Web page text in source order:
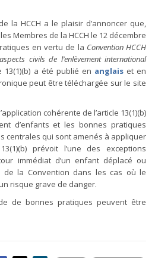
la HCCH a le plaisir d’annoncer que,
Membres de la HCCH le 12 décembre
en vertu de la Convention HCCH
civils de l’enlèvement international
13(1)(b) a été publié en anglaiset en
peut être téléchargée sur le site
cohérente de l’article 13(1)(b)
d’enfants et les bonnes pratiques
centrales qui sont amenés à appliquer
prévoit l’une des exceptions
immédiat d’un enfant déplacé ou
de la Convention dans les cas où le
risque grave de danger.
de bonnes pratiques peuvent être